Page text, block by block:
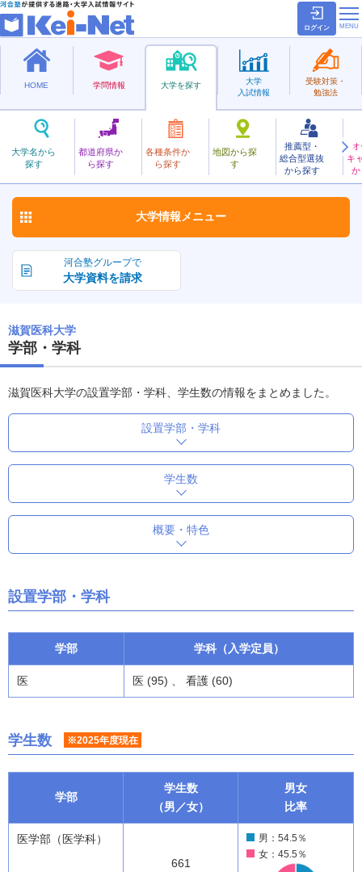
ログイン
HOME 学問情報 大学を探す
大学名から
探す
都道府県か
ら探す
各種条件か
ら探す
地図から探
す
推薦型・
総合型選抜
から探す
キ
か
大学
入試情報
受験対策・
勉強法
国立
しがいか
滋賀医科大学 お気に入り
河合塾グループで
大学資料を請求
大学情報 メニュー
滋賀医科大学
学部・学科
滋賀医科大学の設置学部・学科、学生数の情報をまとめました。
設置学部・学科
学生数
概要・特色
設置学部・学科
学部 学科（入学定員）
医 医 (95) 、 看護 (60)
学生数 ※2025年度現在
学部
学生数
（男／女）
男女
比率
医学部（医学科）
661
男：54.5％
女：45.5％